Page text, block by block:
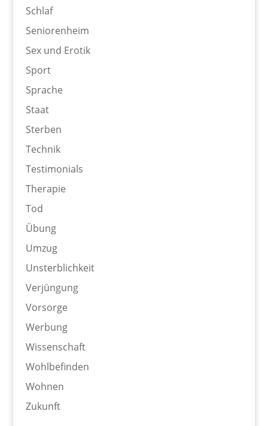
Schlaf
Seniorenheim
Sex und Erotik
Sport
Sprache
Staat
Sterben
Technik
Testimonials
Therapie
Tod
Übung
Umzug
Unsterblichkeit
Verjüngung
Vorsorge
Werbung
Wissenschaft
Wohlbefinden
Wohnen
Zukunft